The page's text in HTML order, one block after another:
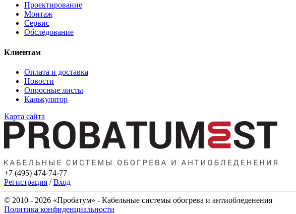
Проектирование
Монтаж
Сервис
Обследование
Клиентам
Оплата и доставка
Новости
Опросные листы
Калькулятор
Карта сайта
+7 (495) 474-74-77
Регистрация /Вход
© 2010 - 2026 «Пробатум» - Кабельные системы обогрева и антиобледенения
Политика конфиденциальности